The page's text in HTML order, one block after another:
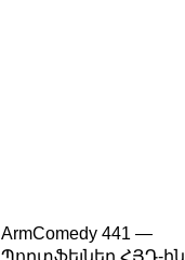
ArmComedy 441 —
Պորտֆելներ ՀՅԴ-ին